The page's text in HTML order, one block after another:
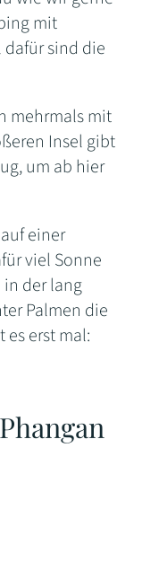
mit
sind die
mehrmals mit
Insel gibt
um ab hier
einer
viel Sonne
der lang
Palmen die
es erst mal: